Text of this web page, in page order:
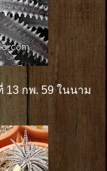
กพ. 59 ในนาม